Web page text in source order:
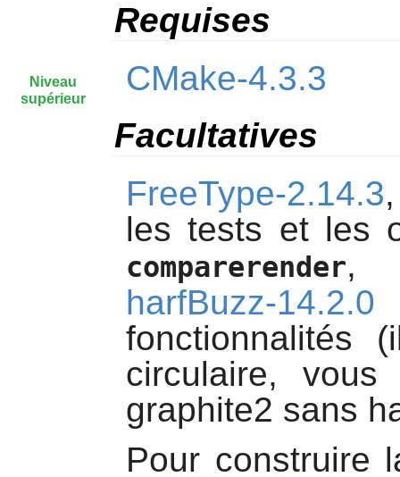
Requises
CMake-4.3.3
Facultatives
FreeType-2.14.3
les tests et les
comparerender,
harfBuzz-14.2.0
fonctionnalités
circulaire, vous
graphite2 sans
Pour construire
Niveau
supérieur